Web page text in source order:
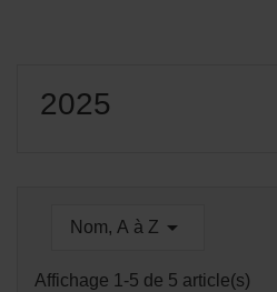
2025
Nom, A à Z 
Affichage 1-5 de 5 article(s)